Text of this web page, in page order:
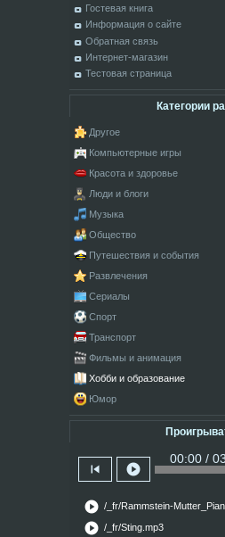
Гостевая книга
Информация о сайте
Обратная связь
Интернет-магазин
Тестовая страница
Категории
Другое
Компьютерные игры
Красота и здоровье
Люди и блоги
Музыка
Общество
Путешествия и события
Развлечения
Сериалы
Спорт
Транспорт
Фильмы и анимация
Хобби и образование
Юмор
skip_previous play_circle
00:00 /
play_circle /_fr/Rammstein-
play_circle /_fr/Sting.mp3